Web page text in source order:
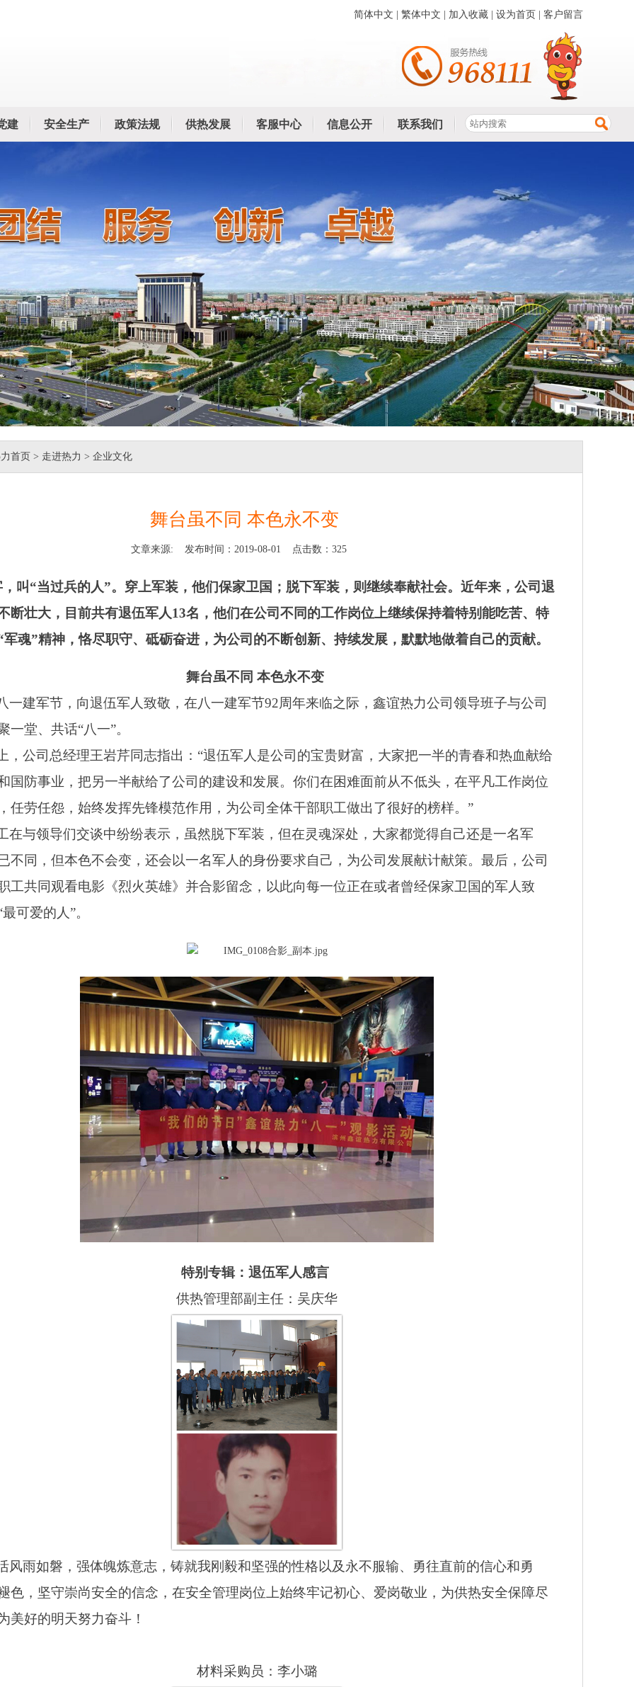
简体中文 繁体中文 加入收藏 设为首页 客户留言
建 安全生产 政策法规 供热发展 客服中心 信息公开 联系我们
首页 > 走进热力 > 企业文化
舞台虽不同 本色永不变
文章来源: 发布时间：2019-08-01 点击数： 325
叫“当过兵的人”。穿上军装，他们保家卫国；脱下军装，则继续奉献社会。近年来，公司退
断壮大，目前共有退伍军人13名，他们在公司不同的工作岗位上继续保持着特别能吃苦、特
魂”精神，恪尽职守、砥砺奋进，为公司的不断创新、持续发展，默默地做着自己的贡献。
舞台虽不同 本色永不变
一建军节，向退伍军人致敬，在八一建军节92周年来临之际，鑫谊热力公司领导班子与公司
一堂、共话“八一”。
，公司总经理王岩芹同志指出：“退伍军人是公司的宝贵财富，大家把一半的青春和热血献给
国防事业，把另一半献给了公司的建设和发展。你们在困难面前从不低头，在平凡工作岗位
任劳任怨，始终发挥先锋模范作用，为公司全体干部职工做出了很好的榜样。”
在与领导们交谈中纷纷表示，虽然脱下军装，但在灵魂深处，大家都觉得自己还是一名军
不同，但本色不会变，还会以一名军人的身份要求自己，为公司发展献计献策。最后，公司
工共同观看电影《烈火英雄》并合影留念，以此向每一位正在或者曾经保家卫国的军人致
可爱的人”。
特别专辑：退伍军人感言
供热管理部副主任：吴庆华
风雨如磐，强体魄炼意志，铸就我刚毅和坚强的性格以及永不服输、勇往直前的信心和勇
色，坚守崇尚安全的信念，在安全管理岗位上始终牢记初心、爱岗敬业，为供热安全保障尽
美好的明天努力奋斗！
材料采购员：李小璐